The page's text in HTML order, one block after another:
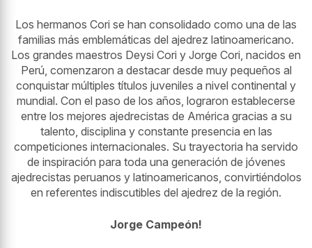
Los hermanos Cori se han consolidado como una de las
familias más emblemáticas del ajedrez latinoamericano.
Los grandes maestros Deysi Cori y Jorge Cori, nacidos en
Perú, comenzaron a destacar desde muy pequeños al
conquistar múltiples títulos juveniles a nivel continental y
mundial. Con el paso de los años, lograron establecerse
entre los mejores ajedrecistas de América gracias a su
talento, disciplina y constante presencia en las
competiciones internacionales. Su trayectoria ha servido
de inspiración para toda una generación de jóvenes
ajedrecistas peruanos y latinoamericanos, convirtiéndolos
en referentes indiscutibles del ajedrez de la región.
Jorge Campeón!